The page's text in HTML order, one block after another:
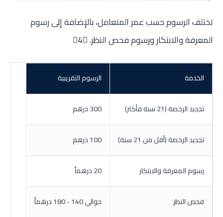
تختلف الرسوم حسب عمر المتعامل، بالإضافة إلى رسوم
المعرفة والابتكار ورسوم فحص النظر. 4
الخدمة الرسوم التقريبية
تجديد الرخصة (21 سنة فأكثر) 300 درهم
تجديد الرخصة (أقل من 21 سنة) 100 درهم
رسوم المعرفة والابتكار 20 درهماً
فحص النظر حوالي 140 - 180 درهماً